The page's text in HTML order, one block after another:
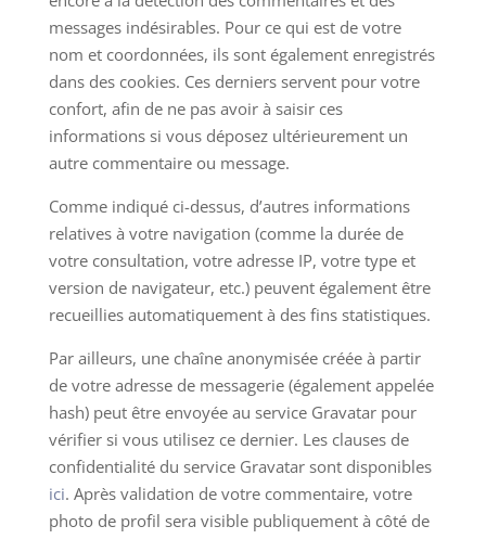
messages indésirables. Pour ce qui est de votre
nom et coordonnées, ils sont également enregistrés
dans des cookies. Ces derniers servent pour votre
confort, afin de ne pas avoir à saisir ces
informations si vous déposez ultérieurement un
autre commentaire ou message.
Comme indiqué ci-dessus, d’autres informations
relatives à votre navigation (comme la durée de
votre consultation, votre adresse IP, votre type et
version de navigateur, etc.) peuvent également être
recueillies automatiquement à des fins statistiques.
Par ailleurs, une chaîne anonymisée créée à partir
de votre adresse de messagerie (également appelée
hash) peut être envoyée au service Gravatar pour
vérifier si vous utilisez ce dernier. Les clauses de
confidentialité du service Gravatar sont disponibles
ici. Après validation de votre commentaire, votre
photo de profil sera visible publiquement à côté de